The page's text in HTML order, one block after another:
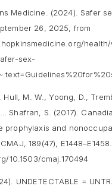
Medicine. (2024). Safer
26, 2025, from
sex-
Hull, M. W., Yoong, D.,
Shafran, S. (2017).
prophylaxis and
CMAJ, 189(47), E1448–E1458.
10.1503/cmaj.170494
UNDETECTABLE =